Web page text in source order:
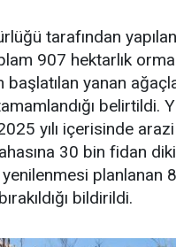
tarafından
907 hektarlık
yanan
belirtildi.
yılı içerisinde arazi
30 bin fidan
planlanan
bildirildi.